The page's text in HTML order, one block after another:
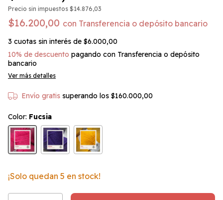
Precio sin impuestos $14.876,03
$16.200,00 con Transferencia o depósito bancario
3 cuotas sin interés de $6.000,00
10% de descuento pagando con Transferencia o depósito
bancario
Ver más detalles
Envío gratis superando los $160.000,00
Color: Fucsia
¡Solo quedan 5 en stock!